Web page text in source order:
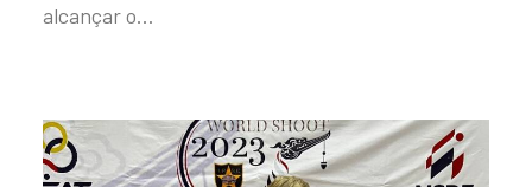
alcançar o…